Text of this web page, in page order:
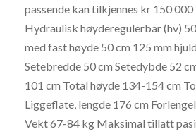
passende kan tilkjennes kr 150 000
Hydraulisk høyderegulerbar (hv)
med fast høyde 50 cm 125 mm
Setebredde 50 cm Setedybde 52
101 cm Total høyde 134-154 cm
Liggeflate, lengde 176 cm
Vekt 67-84 kg Maksimal tillatt